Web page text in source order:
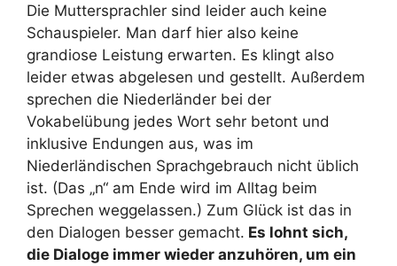
Die Muttersprachler sind leider auch keine
Schauspieler. Man darf hier also keine
grandiose Leistung erwarten. Es klingt also
leider etwas abgelesen und gestellt. Außerdem
sprechen die Niederländer bei der
Vokabelübung jedes Wort sehr betont und
inklusive Endungen aus, was im
Niederländischen Sprachgebrauch nicht üblich
ist. (Das „n“ am Ende wird im Alltag beim
Sprechen weggelassen.) Zum Glück ist das in
den Dialogen besser gemacht. Es lohnt sich,
die Dialoge immer wieder anzuhören, um ein